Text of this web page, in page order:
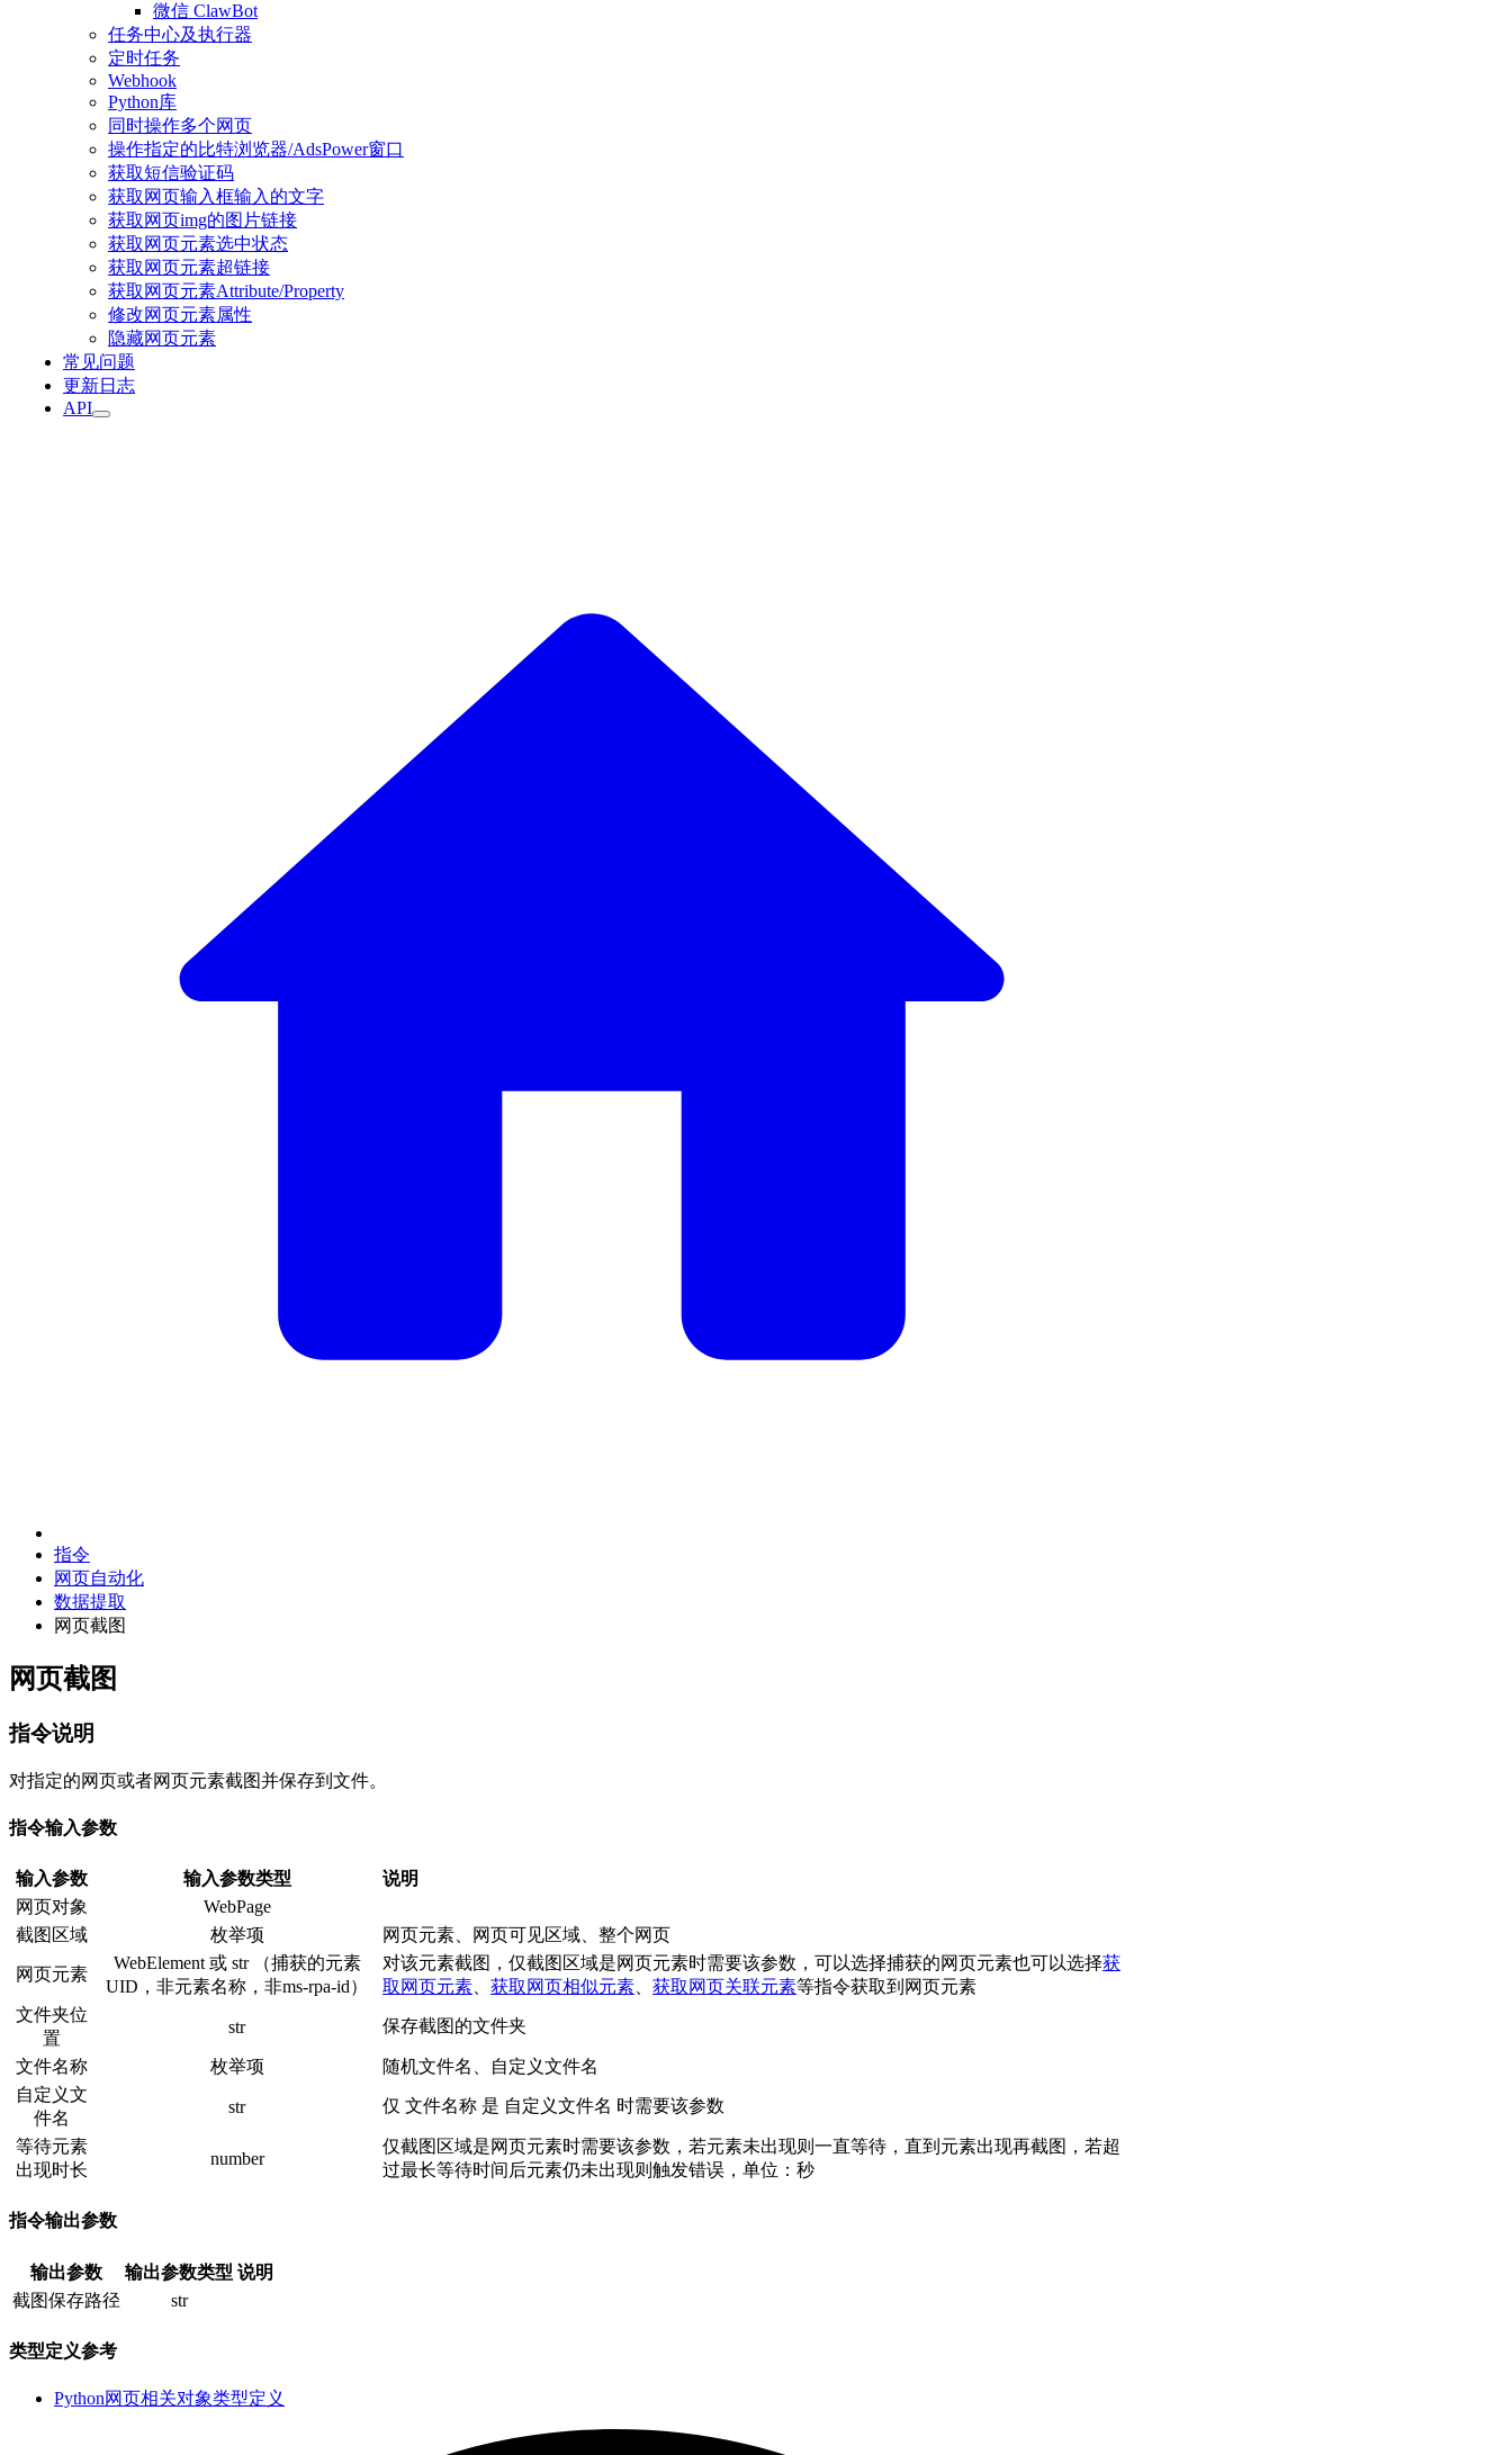
微信 ClawBot
任务中心及执行器
定时任务
Webhook
Python库
同时操作多个网页
操作指定的比特浏览器/AdsPower窗口
获取短信验证码
获取网页输入框输入的文字
获取网页img的图片链接
获取网页元素选中状态
获取网页元素超链接
获取网页元素Attribute/Property
修改网页元素属性
隐藏网页元素
常见问题
更新日志
API
指令
网页自动化
数据提取
网页截图
网页截图
指令说明
对指定的网页或者网页元素截图并保存到文件。
指令输入参数
输入参数 输入参数类型
说明
网页对象
WebPage
截图区域
枚举项 网页元素、网页可见区域、整个网页
网页元素
WebElement 或 str （捕获的元素
UID，非元素名称，非ms-rpa-id）
对该元素截图，仅截图区域是网页元素时需要该参数，可以选择捕获的网页元素也可以选择获
取网页元素
获取网页相似元素 获取网页关联元素等指令获取到网页元素
文件夹位
置
str 保存截图的文件夹
文件名称 枚举项
随机文件名、自定义文件名
自定义文
件名
str 仅 文件名称 是 自定义文件名 时需要该参数
等待元素
出现时长
number
仅截图区域是网页元素时需要该参数，若元素未出现则一直等待，直到元素出现再截图，若超
过最长等待时间后元素仍未出现则触发错误，单位：秒
指令输出参数
输出参数 输出参数类型 说明
截图保存路径
str
类型定义参考
Python网页相关对象类型定义